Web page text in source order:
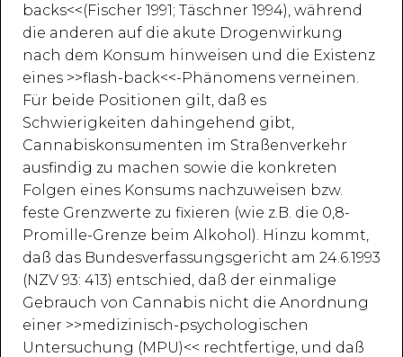
backs<<(Fischer 1991; Täschner 1994), während
die anderen auf die akute Drogenwirkung
nach dem Konsum hinweisen und die Existenz
eines >>flash-back<<-Phänomens verneinen.
Für beide Positionen gilt, daß es
Schwierigkeiten dahingehend gibt,
Cannabiskonsumenten im Straßenverkehr
ausfindig zu machen sowie die konkreten
Folgen eines Konsums nachzuweisen bzw.
feste Grenzwerte zu fixieren (wie z.B. die 0,8-
Promille-Grenze beim Alkohol). Hinzu kommt,
daß das Bundesverfassungsgericht am 24.6.1993
(NZV 93: 413) entschied, daß der einmalige
Gebrauch von Cannabis nicht die Anordnung
einer >>medizinisch-psychologischen
Untersuchung (MPU)<< rechtfertige, und daß